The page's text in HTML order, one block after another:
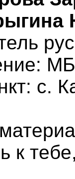
с.
к